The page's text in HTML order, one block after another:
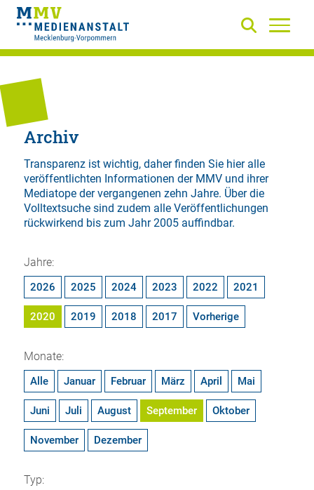
Archiv
Transparenz ist wichtig, daher finden Sie hier alle
veröffentlichten Informationen der MMV und ihrer
Mediatope der vergangenen zehn Jahre. Über die
Volltextsuchesind zudem alle Veröffentlichungen
rückwirkend bis zum Jahr 2005 auffindbar.
Jahre:
2026 2025 2024 2023 2022 2021
2020 2019 2018 2017 Vorherige
Monate:
Alle Januar Februar März April Mai
Juni Juli August September Oktober
November Dezember
Typ: